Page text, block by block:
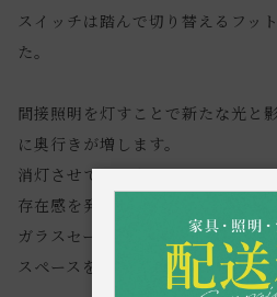
スイッチは踏んで切り替えるフッ
た。
間接照明を灯すことで新たな光と
に奥行きが増します。
消灯させていてもグレーカラーの
存在感を発揮。
ガラスセードから広がる明かりと
スペースを作り出します。